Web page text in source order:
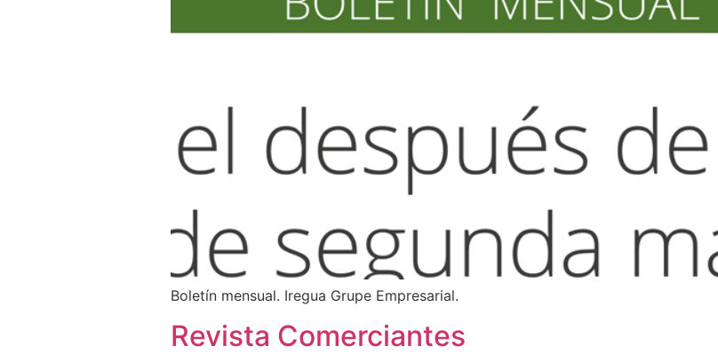
Boletín mensual. Iregua Grupe Empresarial.
Revista Comerciantes